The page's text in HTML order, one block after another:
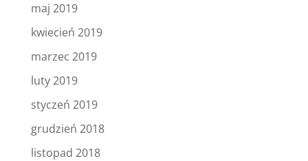
maj 2019
kwiecień 2019
marzec 2019
luty 2019
styczeń 2019
grudzień 2018
listopad 2018